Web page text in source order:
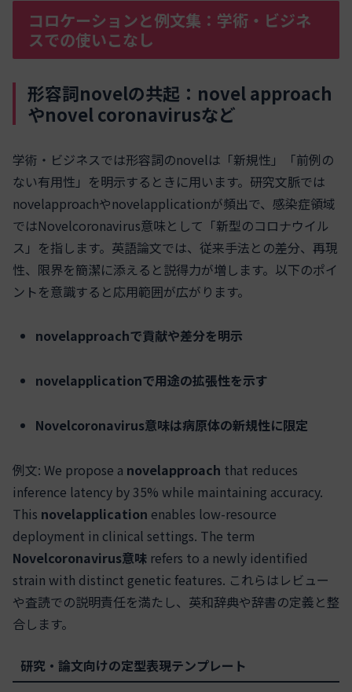
コロケーションと例文集：学術・ビジネ
スでの使いこなし
形容詞novelの共起：novel approach
やnovel coronavirusなど
学術・ビジネスでは形容詞のnovelは「新規性」「前例の
ない有用性」を明示するときに用います。研究文脈では
novelapproachやnovelapplicationが頻出で、感染症領域
ではNovelcoronavirus意味として「新型のコロナウイル
ス」を指します。英語論文では、従来手法との差分、再現
性、限界を簡潔に添えると説得力が増します。以下のポイ
ントを意識すると応用範囲が広がります。
novelapproachで貢献や差分を明示
novelapplicationで用途の拡張性を示す
Novelcoronavirus意味は病原体の新規性に限定
例文: We propose a novelapproach that reduces
inference latency by 35% while maintaining accuracy.
This novelapplication enables low-resource
deployment in clinical settings. The term
Novelcoronavirus意味 refers to a newly identified
strain with distinct genetic features. これらはレビュー
や査読での説明責任を満たし、英和辞典や辞書の定義と整
合します。
研究・論文向けの定型表現テンプレート